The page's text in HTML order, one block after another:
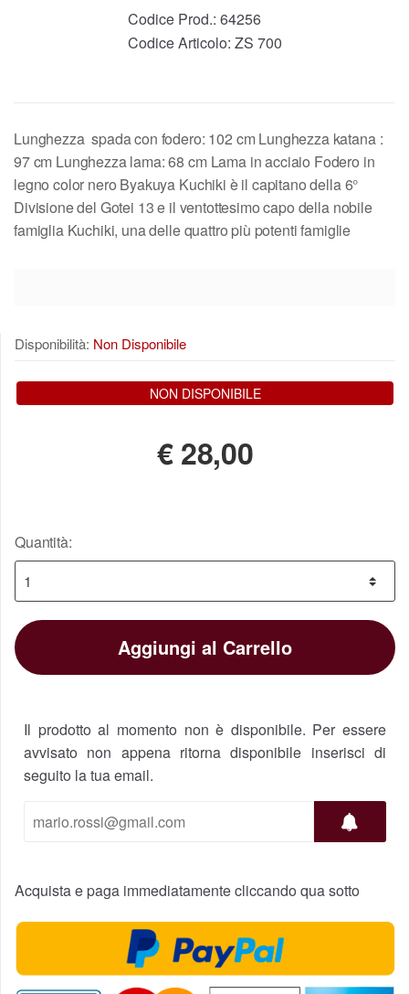
Codice Prod.: 64256
Codice Articolo: ZS 700
Lunghezza spada con fodero: 102 cm Lunghezza katana :
97 cm Lunghezza lama: 68 cm Lama in acciaio Fodero in
legno color nero Byakuya Kuchiki è il capitano della 6°
Divisione del Gotei 13 e il ventottesimo capo della nobile
famiglia Kuchiki, una delle quattro più potenti famiglie
Disponibilità: Non Disponibile
NON DISPONIBILE
€28,00
Quantità:
Aggiungi al Carrello
Il prodotto al momento non è disponibile. Per essere
avvisato non appena ritorna disponibile inserisci di
seguito la tua email.
Acquista e paga immediatamente cliccando qua sotto